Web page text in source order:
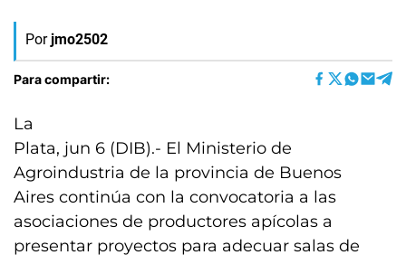
Por jmo2502
Para compartir:
La
Plata, jun 6 (DIB).- El Ministerio de
Agroindustria de la provincia de Buenos
Aires continúa con la convocatoria a las
asociaciones de productores apícolas a
presentar proyectos para adecuar salas de